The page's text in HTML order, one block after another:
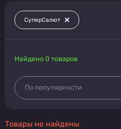
СуперСалют
По популярности
Найдено 0 товаров
Товары не найдены